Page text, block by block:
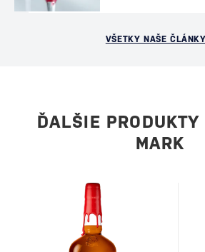
VŠETKY NAŠE ČLÁNKY
ĎALŠIE
MARK